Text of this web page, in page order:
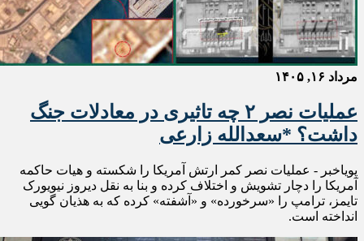
مرداد ۱۶, ۱۴۰۵
عملیات نصر ۲ چه تاثیری در معادلات جنگ
داشت؟ *سعدالله زارعی
پویاخبر - عملیات نصر کمر ارتش آمریکا را شکسته و هیات حاکمه
آمریکا را دچار تشویش و اختلاف کرده و بنا به نقل دیروز نیویورک
تایمز، ترامپ را «سرخورده» و «آشفته» کرده که به هذیان گویی
انداخته است.